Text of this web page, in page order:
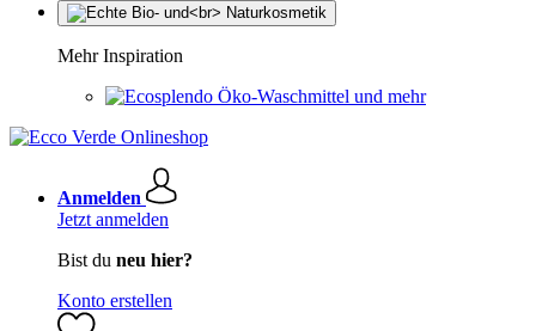
Mehr Inspiration
Öko-Waschmittel und mehr
Anmelden
Jetzt anmelden
Bist du neu hier?
Konto erstellen